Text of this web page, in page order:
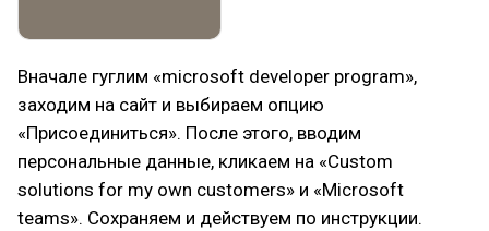
Вначале гуглим «microsoft developer program»,
заходим на сайт и выбираем опцию
«Присоединиться». После этого, вводим
персональные данные, кликаем на «Custom
solutions for my own customers» и «Microsoft
teams». Сохраняем и действуем по инструкции.